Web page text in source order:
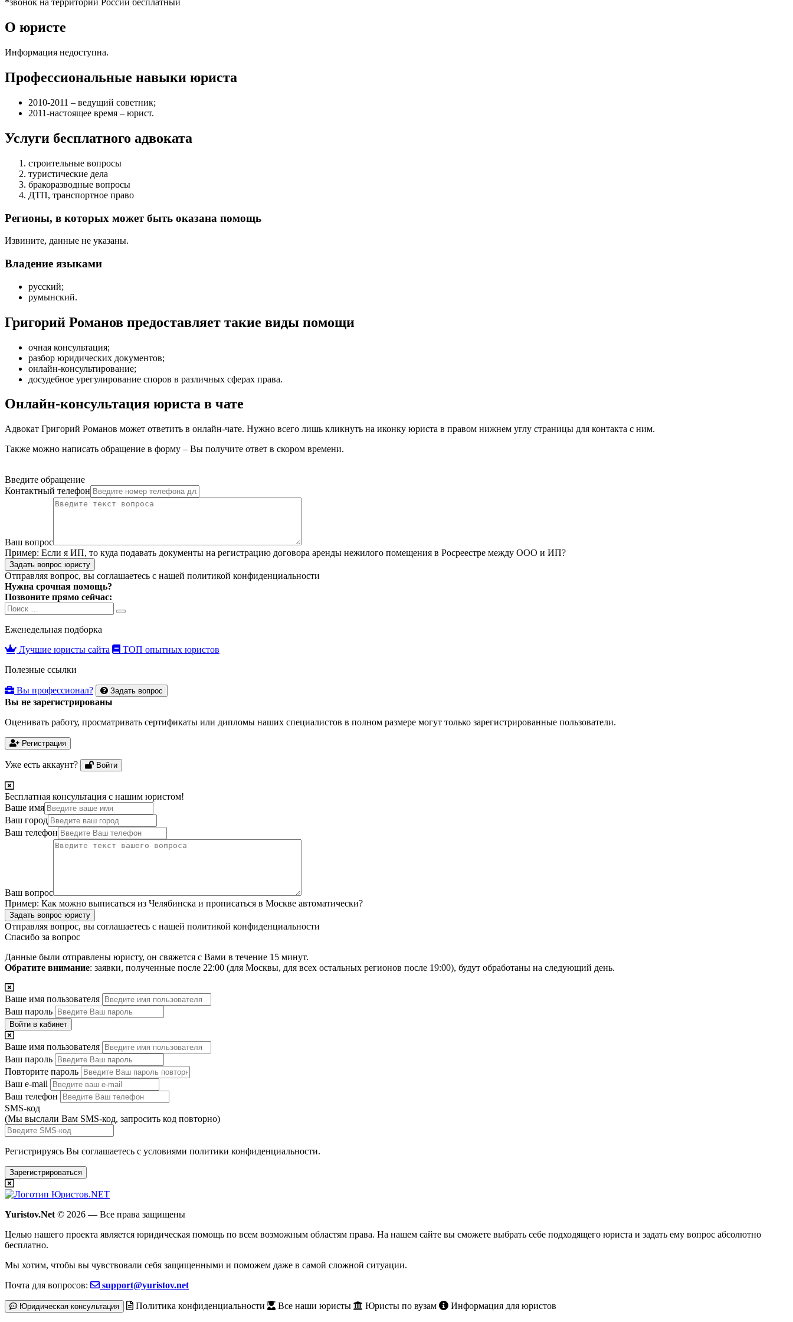
*звонок на территории России бесплатный
О юристе
Информация недоступна.
Профессиональные навыки юриста
2010-2011 – ведущий советник;
2011-настоящее время – юрист.
Услуги бесплатного адвоката
строительные вопросы
туристические дела
бракоразводные вопросы
ДТП, транспортное право
Регионы, в которых может быть оказана помощь
Извините, данные не указаны.
Владение языками
русский;
румынский.
Григорий Романов предоставляет такие виды помощи
очная консультация;
разбор юридических документов;
онлайн-консультирование;
досудебное урегулирование споров в различных сферах права.
Онлайн-консультация юриста в чате
Адвокат Григорий Романов может ответить в онлайн-чате. Нужно всего лишь кликнуть на иконку юриста в правом нижнем углу страницы для контакта с ним.
Также можно написать обращение в форму – Вы получите ответ в скором времени.
Введите обращение
Контактный телефон
Ваш вопрос
Пример: Если я ИП, то куда подавать документы на регистрацию договора аренды нежилого помещения в Росреестре между ООО и ИП?
Задать вопрос юристу
Отправляя вопрос, вы соглашаетесь с нашей политикой конфиденциальности
Нужна срочная помощь?
Позвоните прямо сейчас:
Search
for:
Search
Еженедельная подборка
Лучшие юристы сайта
ТОП опытных юристов
Полезные ссылки
Вы профессионал? Задать вопрос
Вы не зарегистрированы
Оценивать работу, просматривать сертификаты или дипломы наших специалистов в полном размере могут только зарегистрированные пользователи.
Регистрация
Уже есть аккаунт? Войти
Бесплатная консультация с нашим юристом!
Ваше имя
Ваш город
Ваш телефон
Ваш вопрос
Пример: Как можно выписаться из Челябинска и прописаться в Москве автоматически?
Задать вопрос юристу
Отправляя вопрос, вы соглашаетесь с нашей политикой конфиденциальности
Спасибо за вопрос
Данные были отправлены юристу, он свяжется с Вами в течение 15 минут.
Обратите внимание: заявки, полученные после 22:00 (для Москвы, для всех остальных регионов после 19:00), будут обработаны на следующий день.
Ваше имя пользователя
Ваш пароль
Войти в кабинет
Ваше имя пользователя
Ваш пароль
Повторите пароль
Ваш e-mail
Ваш телефон
SMS-код
(Мы выслали Вам SMS-код, запросить код повторно)
Регистрируясь Вы соглашаетесь с условиями политики конфиденциальности.
Зарегистрироваться
Yuristov.Net © 2026 — Все права защищены
Целью нашего проекта является юридическая помощь по всем возможным областям права. На нашем сайте вы сможете выбрать себе подходящего юриста и задать ему вопрос абсолютно
бесплатно.
Мы хотим, чтобы вы чувствовали себя защищенными и поможем даже в самой сложной ситуации.
Почта для вопросов:
support@yuristov.net
Юридическая консультация Политика конфиденциальности Все наши юристы Юристы по вузам Информация для юристов